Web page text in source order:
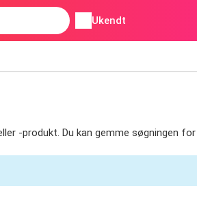
Ukendt
-produkt. Du kan gemme søgningen